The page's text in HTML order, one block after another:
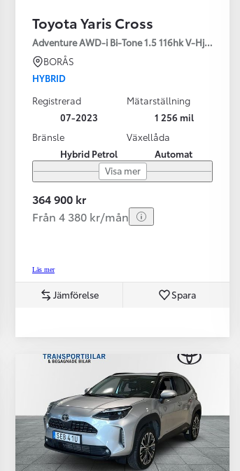
Toyota Yaris Cross
Adventure AWD-i Bi-Tone 1.5 116hk V-Hjul Drag
BORÅS
HYBRID
Registrerad
07-2023
Mätarställning
1 256 mil
Bränsle
Hybrid Petrol
Växellåda
Automat
Visa mer
364 900 kr
Från 4 380 kr/mån
Läs mer
Jämförelse Spara